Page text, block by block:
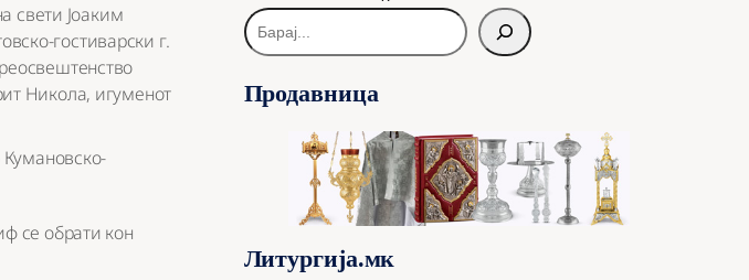
свети Јоаким
гостиварски г.
Никола, игуменот
Кумановско-
се обрати кон
Б
а
а
Продавница
Литургија.мк